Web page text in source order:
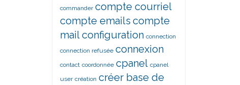
commander compte courriel
compte emails compte
mailconfiguration connection
connection refusée connexion
contact coordonnée cpanel cpanel
user création créer base de